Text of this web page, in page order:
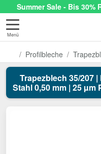
Summer Sale - Bis
Menü
Profilbleche
Trapezblech 35/207 |
Stahl 0,50 mm | 25